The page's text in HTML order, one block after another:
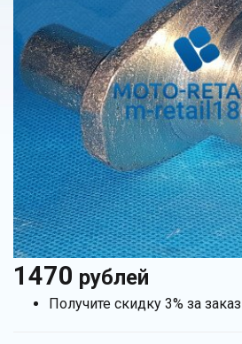
1470 рублей
Получите скидку 3% за